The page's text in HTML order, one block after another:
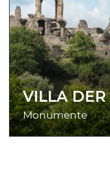
VILLA
Monumente